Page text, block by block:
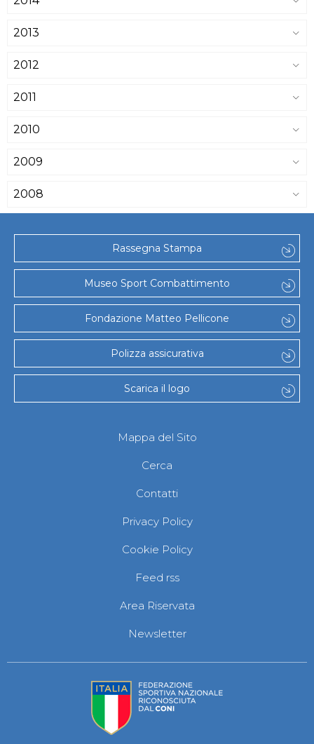
2013
2012
2011
2010
2009
2008
Rassegna Stampa
Museo Sport Combattimento
Fondazione Matteo Pellicone
Polizza assicurativa
Scarica il logo
Mappa del Sito
Cerca
Contatti
Privacy Policy
Cookie Policy
Feed rss
Area Riservata
Newsletter